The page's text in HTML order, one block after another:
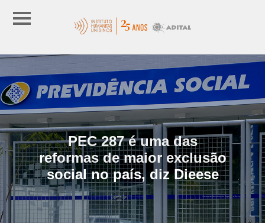
PEC 287 é uma das
reformas de maior exclusão
social no país, diz Dieese